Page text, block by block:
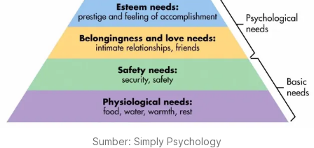
Sumber: Simply Psychology